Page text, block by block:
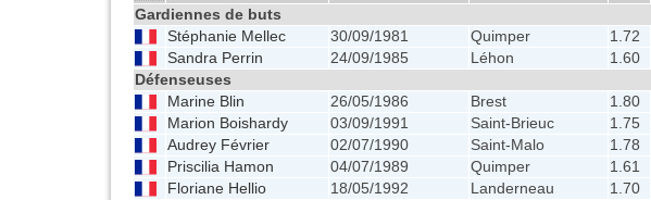
Gardiennes de buts
Stéphanie Mellec
30/09/1981 Quimper 1.72
Sandra Perrin
24/09/1985 Léhon 1.60
Défenseuses
Marine Blin
26/05/1986 Brest 1.80
Marion Boishardy
03/09/1991 Saint-Brieuc 1.75
Audrey Février
02/07/1990 Saint-Malo 1.78
Priscilia Hamon
04/07/1989 Quimper 1.61
Floriane Hellio
18/05/1992 Landerneau 1.70